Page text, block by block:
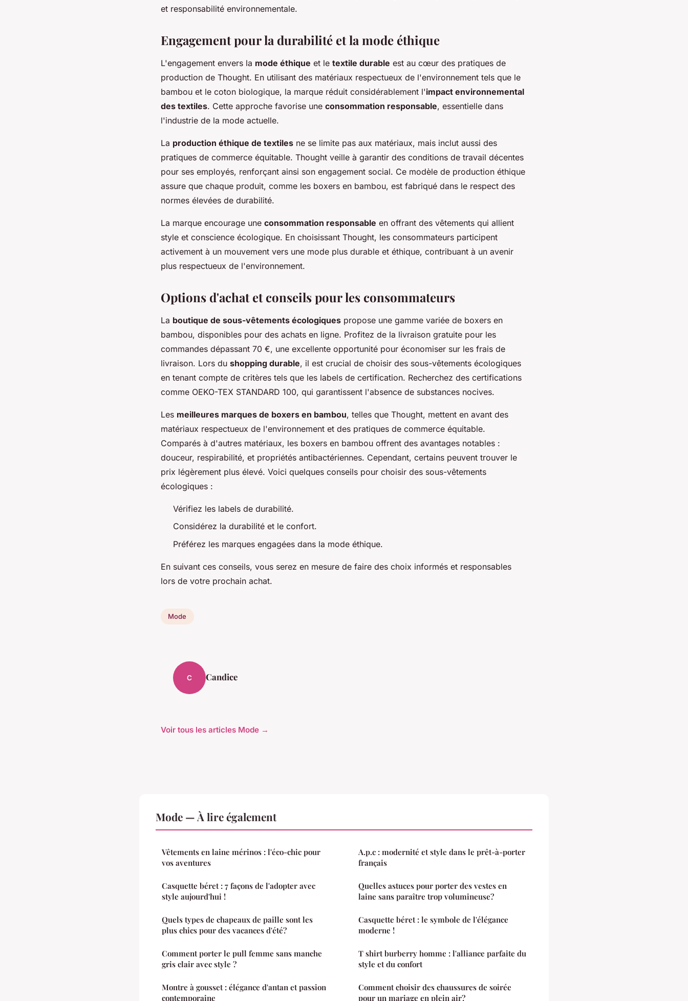
et responsabilité environnementale.
Engagement pour la durabilité et la mode éthique
L'engagement envers la mode éthique et le textile durable est au cœur des pratiques de
production de Thought. En utilisant des matériaux respectueux de l'environnement tels que le
bambou et le coton biologique, la marque réduit considérablement l'impact environnemental
des textiles. Cette approche favorise une consommation responsable, essentielle dans
l'industrie de la mode actuelle.
La production éthique de textiles ne se limite pas aux matériaux, mais inclut aussi des
pratiques de commerce équitable. Thought veille à garantir des conditions de travail décentes
pour ses employés, renforçant ainsi son engagement social. Ce modèle de production éthique
assure que chaque produit, comme les boxers en bambou, est fabriqué dans le respect des
normes élevées de durabilité.
La marque encourage une consommation responsable en offrant des vêtements qui allient
style et conscience écologique. En choisissant Thought, les consommateurs participent
activement à un mouvement vers une mode plus durable et éthique, contribuant à un avenir
plus respectueux de l'environnement.
Options d'achat et conseils pour les consommateurs
La boutique de sous-vêtements écologiques propose une gamme variée de boxers en
bambou, disponibles pour des achats en ligne. Profitez de la livraison gratuite pour les
commandes dépassant 70 €, une excellente opportunité pour économiser sur les frais de
livraison. Lors du shopping durable, il est crucial de choisir des sous-vêtements écologiques
en tenant compte de critères tels que les labels de certification. Recherchez des certifications
comme OEKO-TEX STANDARD 100, qui garantissent l'absence de substances nocives.
Les meilleures marques de boxers en bambou, telles que Thought, mettent en avant des
matériaux respectueux de l'environnement et des pratiques de commerce équitable.
Comparés à d'autres matériaux, les boxers en bambou offrent des avantages notables :
douceur, respirabilité, et propriétés antibactériennes. Cependant, certains peuvent trouver le
prix légèrement plus élevé. Voici quelques conseils pour choisir des sous-vêtements
écologiques :
Vérifiez les labels de durabilité.
Considérez la durabilité et le confort.
Préférez les marques engagées dans la mode éthique.
En suivant ces conseils, vous serez en mesure de faire des choix informés et responsables
lors de votre prochain achat.
Mode
C Candice
Voir tous les articles Mode →
Mode — À lire également
Vêtements en laine mérinos : l'éco-chic pour
vos aventures
Casquette béret : 7 façons de l'adopter avec
style aujourd'hui !
Quels types de chapeaux de paille sont les
plus chics pour des vacances d'été?
Comment porter le pull femme sans manche
gris clair avec style ?
Montre à gousset : élégance d'antan et passion
contemporaine
A.p.c : modernité et style dans le prêt-à-porter
français
Quelles astuces pour porter des vestes en
laine sans paraître trop volumineuse?
Casquette béret : le symbole de l'élégance
moderne !
T shirt burberry homme : l'alliance parfaite du
style et du confort
Comment choisir des chaussures de soirée
pour un mariage en plein air?